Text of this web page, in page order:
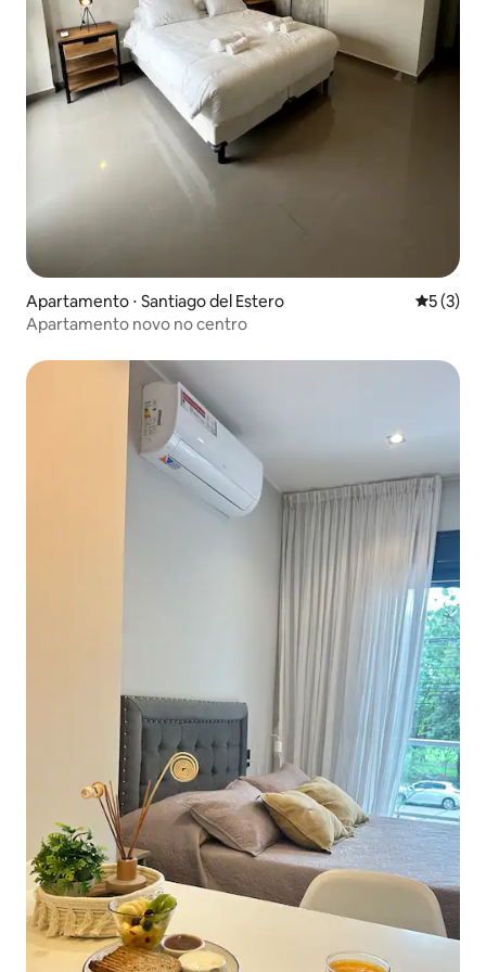
Apartamento ⋅ Santiago del Estero 5 de
5 (3)
Apartamento novo no centro